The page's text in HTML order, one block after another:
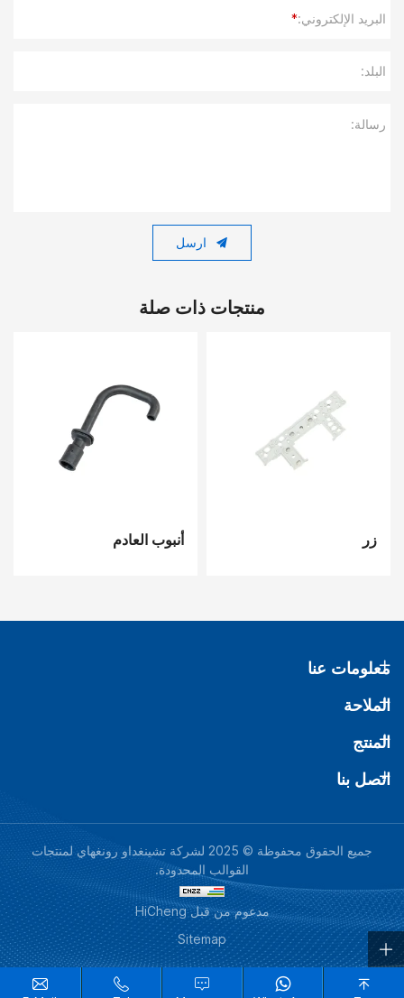
البريد الإلكتروني:*
البلد:
رسالة:
ارسل
منتجات ذات صلة
زر أنبوب العادم
معلومات عنا
الملاحة
المنتج
اتصل بنا
جميع الحقوق محفوظة © 2025 لشركة تشينغداو رونغهاي لمنتجات
القوالب المحدودة.
مدعوم من قبل HiCheng
Sitemap